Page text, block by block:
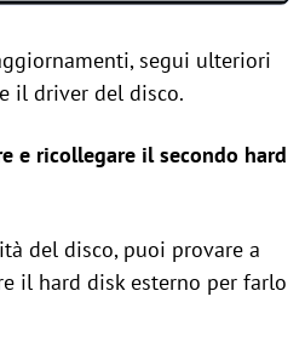
segui ulteriori
il driver del disco.
e ricollegare il secondo hard
del disco, puoi provare a
il hard disk esterno per farlo